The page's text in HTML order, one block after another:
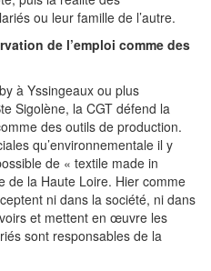
ou leur famille de l’autre.
de l’emploi comme des
à Yssingeaux ou plus
Sigolène, la CGT défend la
des outils de production.
qu’environnementale il y
de « textile made in
de la Haute Loire. Hier comme
ni dans la société, ni dans
et mettent en œuvre les
sont responsables de la